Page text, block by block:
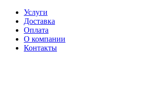
Перейти
содержимому
Услуги
Доставка
Оплата
О компании
Контакты